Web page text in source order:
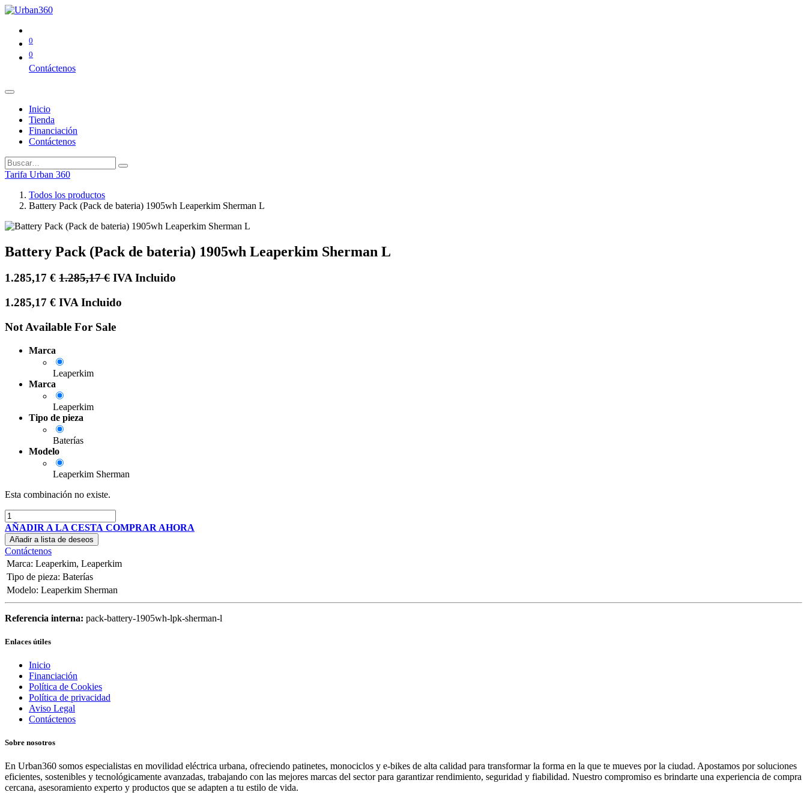
0
0
Contáctenos
Inicio
Tienda
Financiación
Contáctenos
Tarifa Urban 360
Todos los productos
Battery Pack (Pack de bateria) 1905wh Leaperkim Sherman L
Battery Pack (Pack de bateria) 1905wh Leaperkim Sherman L
1.285,17 € 1.285,17€ IVA Incluido
1.285,17 € IVA Incluido
Not Available For Sale
Marca
Leaperkim
Marca
Leaperkim
Tipo de pieza
Baterías
Modelo
Leaperkim Sherman
Esta combinación no existe.
AÑADIR A LA CESTA COMPRAR AHORA
Añadir a lista de deseos
Contáctenos
Marca: Leaperkim, Leaperkim
Tipo de pieza: Baterías
Modelo: Leaperkim Sherman
Referencia interna: pack-battery-1905wh-lpk-sherman-l
Enlaces útiles
Inicio
Financiación
Política de Cookies
Política de privacidad
Aviso Legal
Contáctenos
Sobre nosotros
En Urban360 somos especialistas en movilidad eléctrica urbana, ofreciendo patinetes, monociclos y e-bikes de alta calidad para transformar la forma en la que te mueves por la ciudad. Apostamos por soluciones
eficientes, sostenibles y tecnológicamente avanzadas, trabajando con las mejores marcas del sector para garantizar rendimiento, seguridad y fiabilidad. Nuestro compromiso es brindarte una experiencia de compra
cercana, asesoramiento experto y productos que se adapten a tu estilo de vida.